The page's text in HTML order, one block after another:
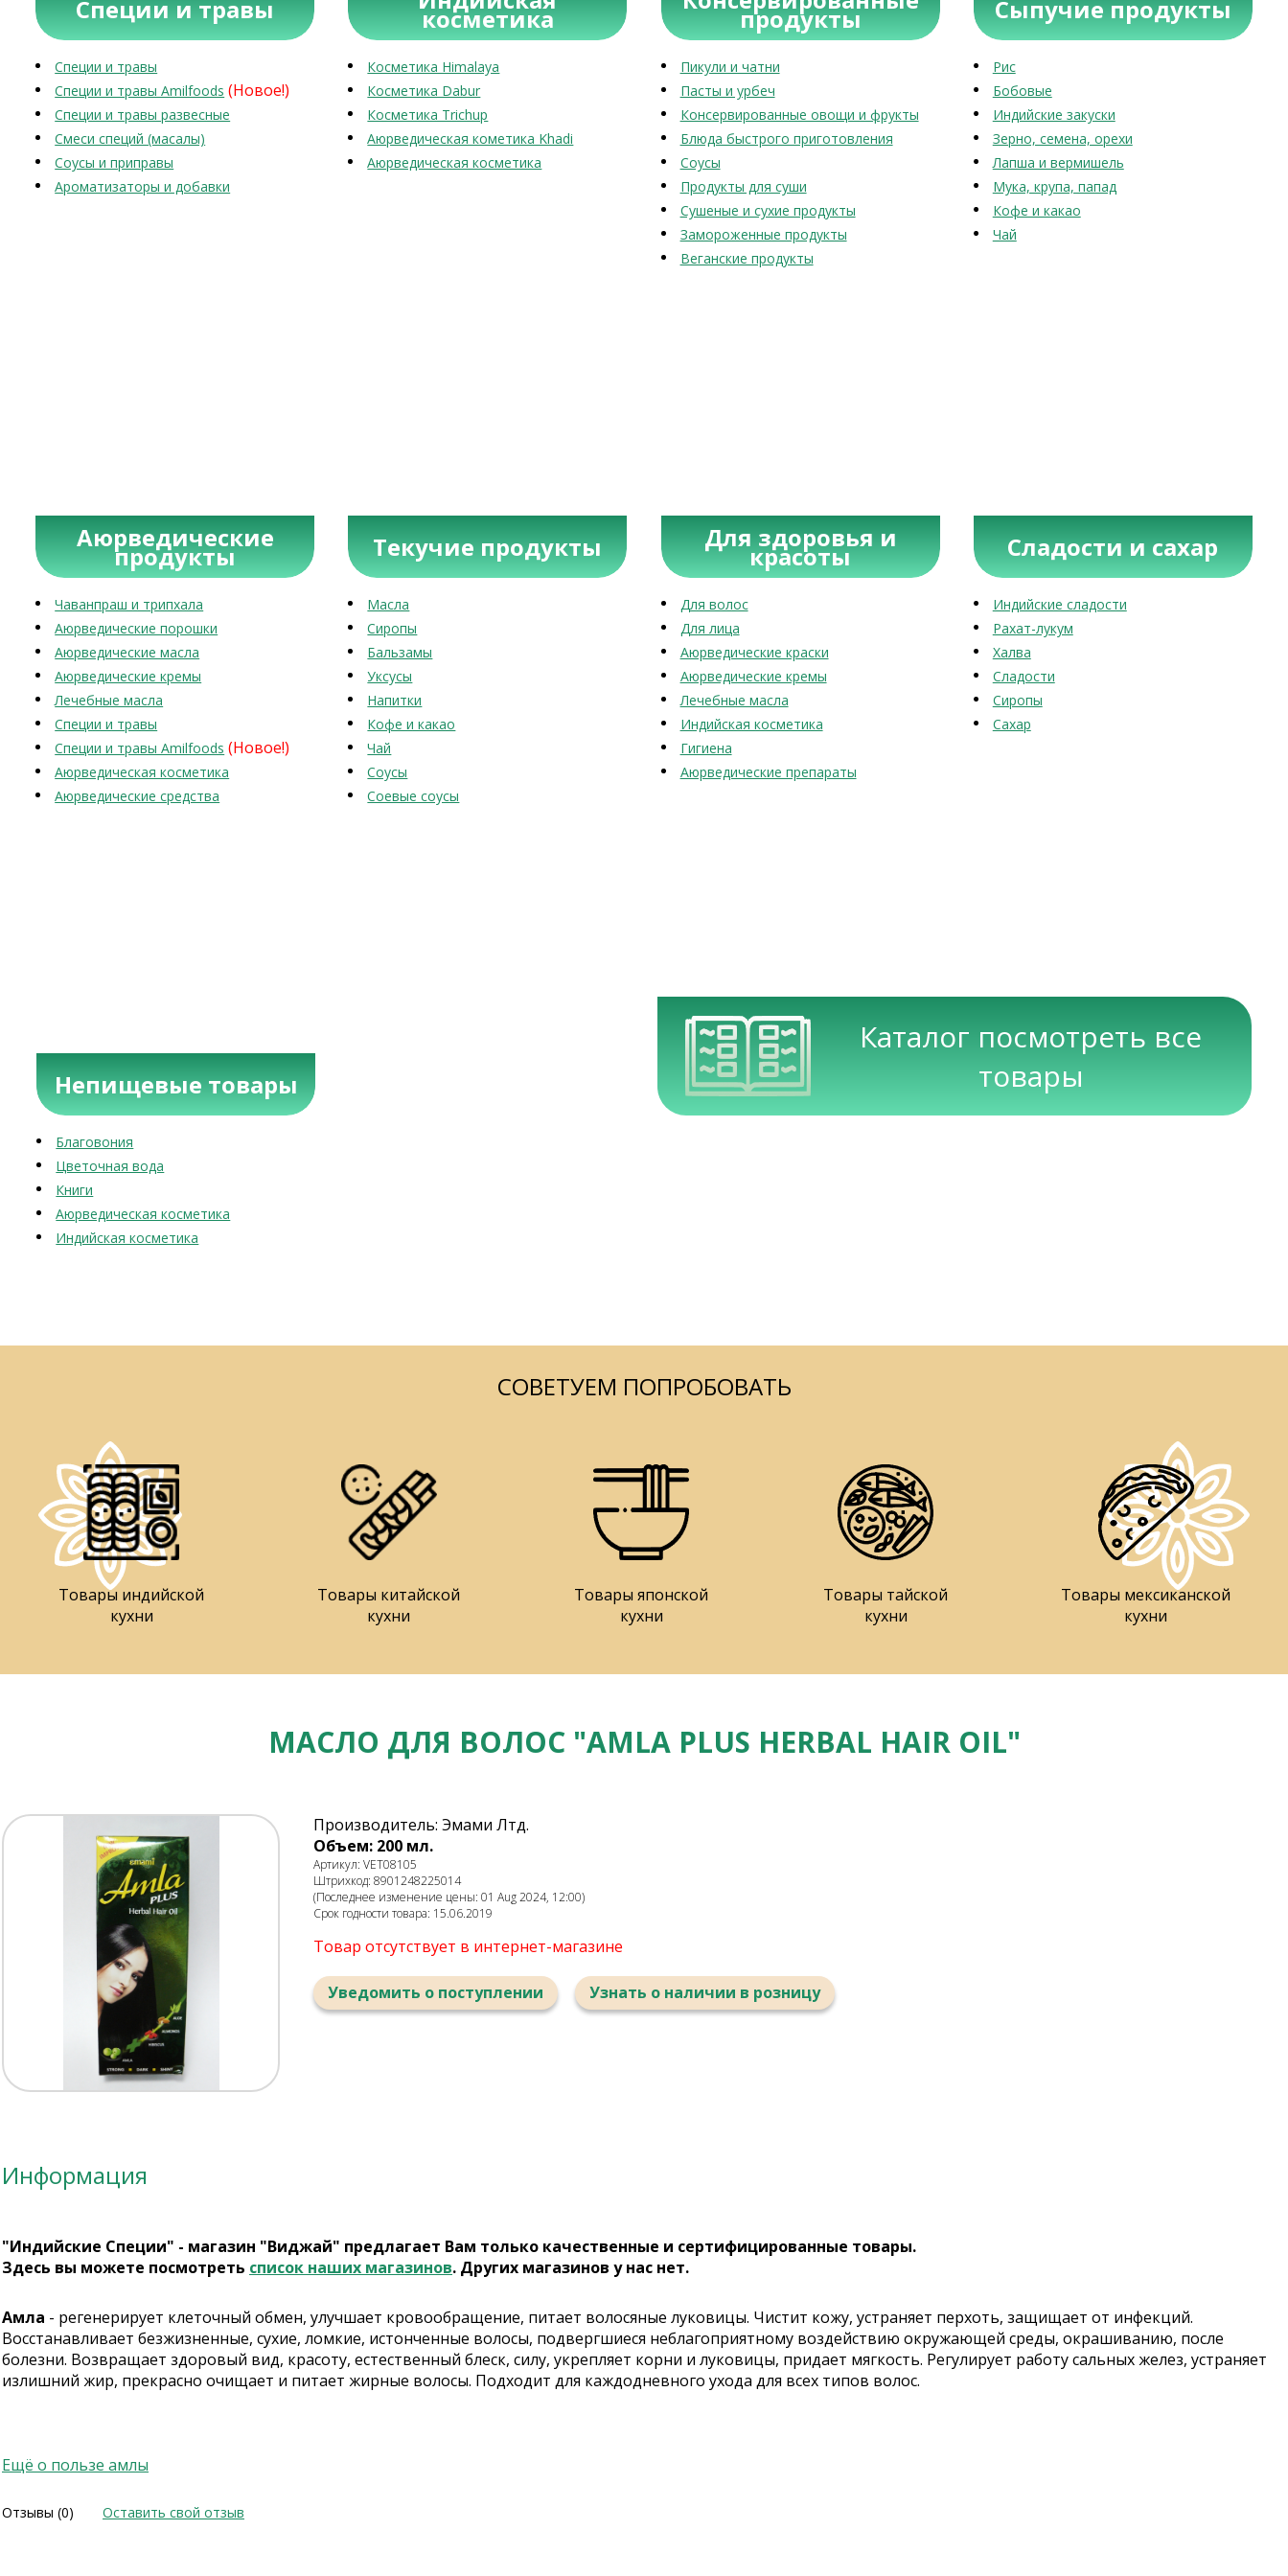
Специи и травы
Специи и травы
Специи и травы Amilfoods (Новое!)
Специи и травы развесные
Смеси специй (масалы)
Соусы и приправы
Ароматизаторы и добавки
косметика
Косметика Himalaya
Косметика Dabur
Косметика Trichup
Аюрведическая кометика Khadi
Аюрведическая косметика
продукты
Пикули и чатни
Пасты и урбеч
Консервированные овощи и фрукты
Блюда быстрого приготовления
Соусы
Продукты для суши
Сушеные и сухие продукты
Замороженные продукты
Веганские продукты
Сыпучие продукты
Рис
Бобовые
Индийские закуски
Зерно, семена, орехи
Лапша и вермишель
Мука, крупа, папад
Кофе и какао
Чай
Аюрведические
продукты
Чаванпраш и трипхала
Аюрведические порошки
Аюрведические масла
Аюрведические кремы
Лечебные масла
Специи и травы
Специи и травы Amilfoods (Новое!)
Аюрведическая косметика
Аюрведические средства
Текучие продукты
Масла
Сиропы
Бальзамы
Уксусы
Напитки
Кофе и какао
Чай
Соусы
Соевые соусы
Для здоровья и
красоты
Для волос
Для лица
Аюрведические краски
Аюрведические кремы
Лечебные масла
Индийская косметика
Гигиена
Аюрведические препараты
Сладости и сахар
Индийские сладости
Рахат-лукум
Халва
Сладости
Сиропы
Сахар
Непищевые товары
Благовония
Цветочная вода
Книги
Аюрведическая косметика
Индийская косметика
Каталог посмотреть все
товары
СОВЕТУЕМ ПОПРОБОВАТЬ
Товары индийской
кухни
Товары китайской
кухни
Товары японской
кухни
Товары тайской
кухни
Товары мексиканской
кухни
МАСЛО ДЛЯ ВОЛОС "AMLA PLUS HERBAL HAIR OIL"
Производитель: Эмами Лтд.
Объем: 200 мл.
Артикул: VET08105
Штрихкод: 8901248225014
(Последнее изменение цены: 01 Aug 2024, 12:00)
Срок годности товара: 15.06.2019
Товар отсутствует в интернет-магазине
Уведомить о поступлении Узнать о наличии в розницу
Информация
"Индийские Специи" - магазин "Виджай" предлагает Вам только качественные и сертифицированные товары.
Здесь вы можете посмотреть список наших магазинов. Других магазинов у нас нет.
Амла - регенерирует клеточный обмен, улучшает кровообращение, питает волосяные луковицы. Чистит кожу, устраняет перхоть, защищает от инфекций.
Восстанавливает безжизненные, сухие, ломкие, истонченные волосы, подвергшиеся неблагоприятному воздействию окружающей среды, окрашиванию, после
болезни. Возвращает здоровый вид, красоту, естественный блеск, силу, укрепляет корни и луковицы, придает мягкость. Регулирует работу сальных желез, устраняет
излишний жир, прекрасно очищает и питает жирные волосы. Подходит для каждодневного ухода для всех типов волос.
Ещё о пользе амлы
Отзывы (0) Оставить свой отзыв